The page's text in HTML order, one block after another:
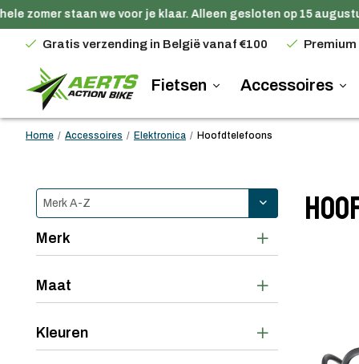
zomer staan we voor je klaar. Alleen gesloten op 15 augustus.
Gratis verzending in België vanaf €100 Premium
Fietsen Accessoires
Home / Accessoires / Elektronica / Hoofdtelefoons
Merk
Maat
Kleuren